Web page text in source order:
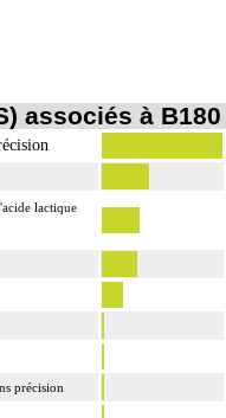
associés à B180
lactique
précision